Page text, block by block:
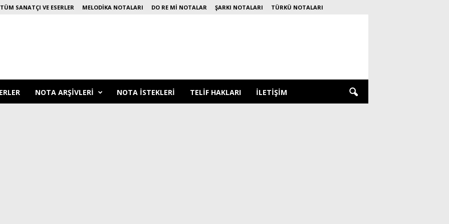
TÜM SANATÇI VE ESERLER MELODIKA NOTALARI DO RE MI NOTALAR ŞARKI NOTALARI TÜRKÜ NOTALARI
NOTA ARŞIVLERI NOTA ISTEKLERI TELIF HAKLARI İLETIŞIM